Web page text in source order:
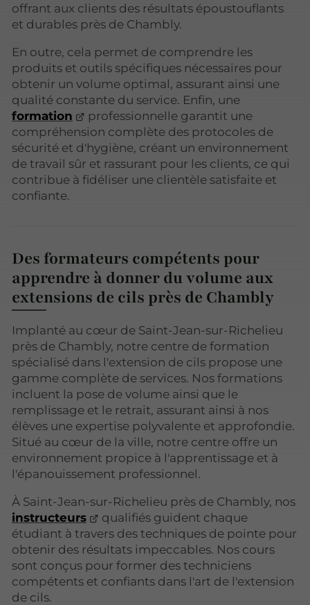
offrant aux clients des résultats époustouflants
et durables près de Chambly.
En outre, cela permet de comprendre les
produits et outils spécifiques nécessaires pour
obtenir un volume optimal, assurant ainsi une
qualité constante du service. Enfin, une
formation
professionnelle garantit une
compréhension complète des protocoles de
sécurité et d'hygiène, créant un environnement
de travail sûr et rassurant pour les clients, ce qui
contribue à fidéliser une clientèle satisfaite et
confiante.
Des formateurs compétents pour
apprendre à donner du volume aux
extensions de cils près de Chambly
Implanté au cœur de Saint-Jean-sur-Richelieu
près de Chambly, notre centre de formation
spécialisé dans l'extension de cils propose une
gamme complète de services. Nos formations
incluent la pose de volume ainsi que le
remplissage et le retrait, assurant ainsi à nos
élèves une expertise polyvalente et approfondie.
Situé au cœur de la ville, notre centre offre un
environnement propice à l'apprentissage et à
l'épanouissement professionnel.
À Saint-Jean-sur-Richelieu près de Chambly, nos
instructeurs
qualifiés guident chaque
étudiant à travers des techniques de pointe pour
obtenir des résultats impeccables. Nos cours
sont conçus pour former des techniciens
compétents et confiants dans l'art de l'extension
de cils.